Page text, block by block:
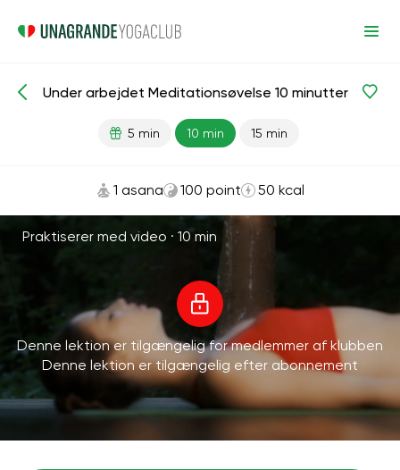
Meditationer og vejrtrækning Fokus Fremskreden
Under arbejdet Meditationsøvelse 10 minutter
5 min 10 min 15 min
1 asana 100 point 50 kcal
Praktiserer med video · 10 min
Denne lektion er tilgængelig for medlemmer af klubben
Denne lektion er tilgængelig efter abonnement